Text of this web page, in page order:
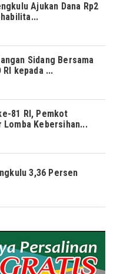
Ajukan Dana Rp2
Sidang Bersama
RI kepada ...
81 RI, Pemkot
Lomba Kebersihan...
3,36 Persen